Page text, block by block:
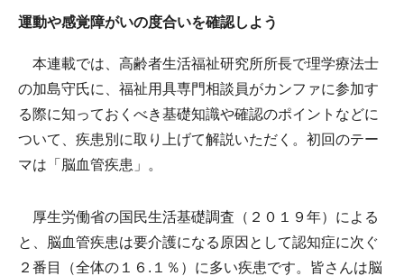
運動や感覚障がいの度合いを確認しよう
本連載では、高齢者生活福祉研究所所長で理学療法士
の加島守氏に、福祉用具専門相談員がカンファに参加す
る際に知っておくべき基礎知識や確認のポイントなどに
ついて、疾患別に取り上げて解説いただく。初回のテー
マは「脳血管疾患」。
厚生労働省の国民生活基礎調査（２０１９年）による
と、脳血管疾患は要介護になる原因として認知症に次ぐ
２番目（全体の１６.１％）に多い疾患です。皆さんは脳